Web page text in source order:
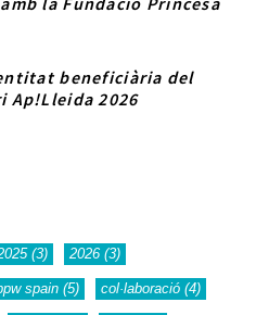
beneficiària del
Ap!Lleida 2026
(3) 2026 (3)
spain (5) col·laboració (4)